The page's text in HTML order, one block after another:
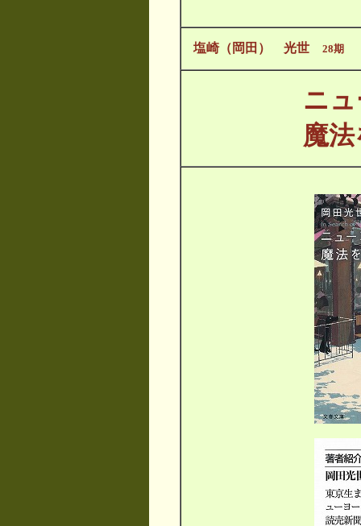
塩崎（岡田） 光世 28期
ニ
魔